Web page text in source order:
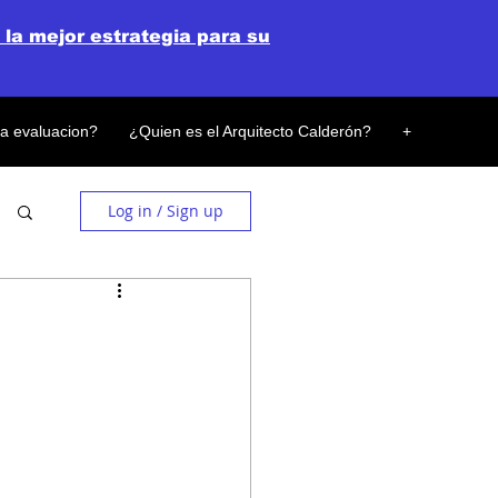
evaluacion? ¿Quien es el Arquitecto Calderón? +
mejor estrategia para su
Log in / Sign up